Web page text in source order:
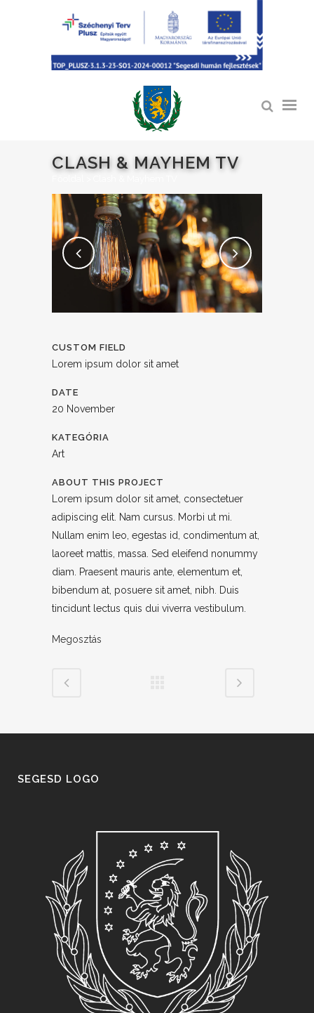
CLASH & MAYHEM TV
CUSTOM FIELD
Lorem ipsum dolor sit amet
DATE
20 November
KATEGÓRIA
Art
ABOUT THIS PROJECT
Lorem ipsum dolor sit amet, consectetuer
adipiscing elit. Nam cursus. Morbi ut mi.
Nullam enim leo, egestas id, condimentum at,
laoreet mattis, massa. Sed eleifend nonummy
diam. Praesent mauris ante, elementum et,
bibendum at, posuere sit amet, nibh. Duis
tincidunt lectus quis dui viverra vestibulum.
Megosztás
SEGESD LOGO